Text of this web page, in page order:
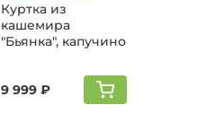
Куртка из
кашемира
"Бьянка", капучино
9 999 ₽